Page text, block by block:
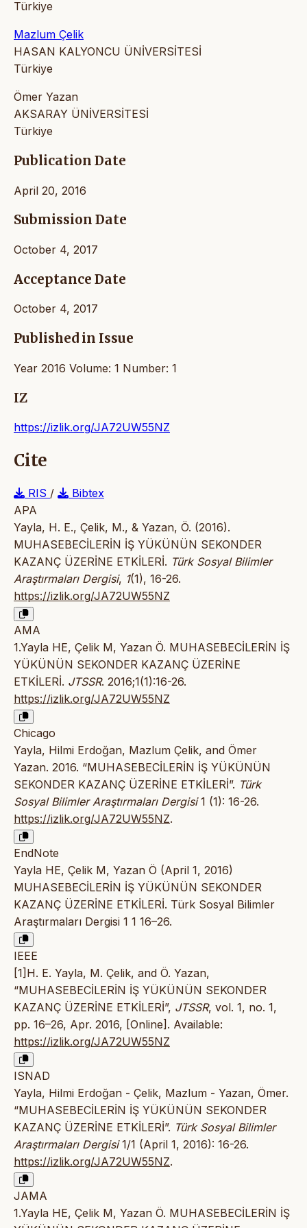
Türkiye
Mazlum Çelik
HASAN KALYONCU ÜNİVERSİTESİ
Türkiye
Ömer Yazan
AKSARAY ÜNİVERSİTESİ
Türkiye
Publication Date
April 20, 2016
Submission Date
October 4, 2017
Acceptance Date
October 4, 2017
Published in Issue
Year 2016 Volume: 1 Number: 1
IZ
https://izlik.org/JA72UW55NZ
Cite
RIS /
Bibtex
APA
Yayla, H. E., Çelik, M., & Yazan, Ö. (2016).
MUHASEBECİLERİN İŞ YÜKÜNÜN SEKONDER
KAZANÇ ÜZERİNE ETKİLERİ. Türk Sosyal Bilimler
Araştırmaları Dergisi, 1(1), 16-26.
https://izlik.org/JA72UW55NZ
AMA
1.Yayla HE, Çelik M, Yazan Ö. MUHASEBECİLERİN İŞ
YÜKÜNÜN SEKONDER KAZANÇ ÜZERİNE
ETKİLERİ. JTSSR. 2016;1(1):16-26.
https://izlik.org/JA72UW55NZ
Chicago
Yayla, Hilmi Erdoğan, Mazlum Çelik, and Ömer
Yazan. 2016. “MUHASEBECİLERİN İŞ YÜKÜNÜN
SEKONDER KAZANÇ ÜZERİNE ETKİLERİ”. Türk
Sosyal Bilimler Araştırmaları Dergisi1 (1): 16-26.
https://izlik.org/JA72UW55NZ.
EndNote
Yayla HE, Çelik M, Yazan Ö (April 1, 2016)
MUHASEBECİLERİN İŞ YÜKÜNÜN SEKONDER
KAZANÇ ÜZERİNE ETKİLERİ. Türk Sosyal Bilimler
Araştırmaları Dergisi 1 1 16–26.
IEEE
[1]H. E. Yayla, M. Çelik, and Ö. Yazan,
“MUHASEBECİLERİN İŞ YÜKÜNÜN SEKONDER
KAZANÇ ÜZERİNE ETKİLERİ”, JTSSR, vol. 1, no. 1,
pp. 16–26, Apr. 2016, [Online]. Available:
https://izlik.org/JA72UW55NZ
ISNAD
Yayla, Hilmi Erdoğan - Çelik, Mazlum - Yazan, Ömer.
“MUHASEBECİLERİN İŞ YÜKÜNÜN SEKONDER
KAZANÇ ÜZERİNE ETKİLERİ”. Türk Sosyal Bilimler
Araştırmaları Dergisi1/1 (April 1, 2016): 16-26.
https://izlik.org/JA72UW55NZ.
JAMA
1.Yayla HE, Çelik M, Yazan Ö. MUHASEBECİLERİN İŞ